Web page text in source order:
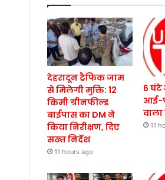
देहरादून ट्रैफिक जाम
से मिलेगी मुक्ति: 12
किमी ग्रीनफील्ड
बाईपास का DM ने
किया निरीक्षण, दिए
सख्त निर्देश
11 hours ago
6 घंटे
आई-
11